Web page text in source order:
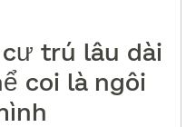
trú lâu dài
coi là ngôi